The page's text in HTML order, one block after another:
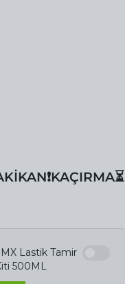
Lastik Tamir
500ML